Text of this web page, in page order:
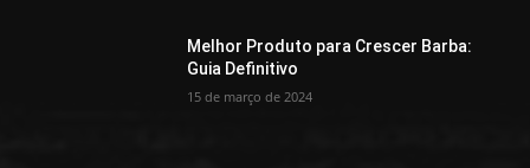
Melhor Produto para Crescer Barba:
Guia Definitivo
15 de março de 2024